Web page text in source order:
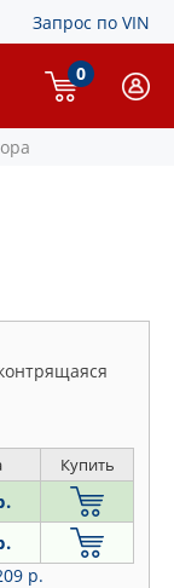
Запрос по VIN
0
Купить
р.